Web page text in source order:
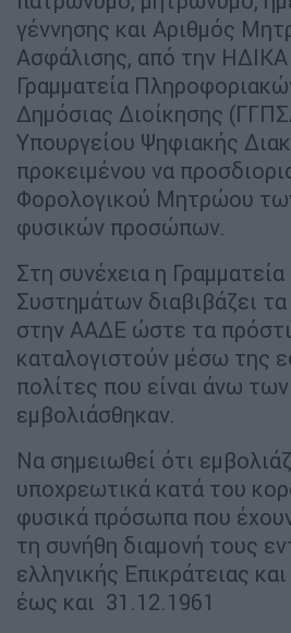
γέννησης και Αριθμός
Ασφάλισης, από την ΗΔΙΚΑ
Γραμματεία
Δημόσιας Διοίκησης
Υπουργείου Ψηφιακής
προκειμένου να
Φορολογικού Μητρώου
φυσικών προσώπων.
Στη συνέχεια η
Συστημάτων διαβιβάζει τα
στην ΑΑΔΕ ώστε τα
καταλογιστούν μέσω της
πολίτες που είναι άνω
εμβολιάσθηκαν.
Να σημειωθεί ότι
υποχρεωτικά κατά του
φυσικά πρόσωπα που
τη συνήθη διαμονή τους
ελληνικής Επικράτειας
έως και 31.12.1961